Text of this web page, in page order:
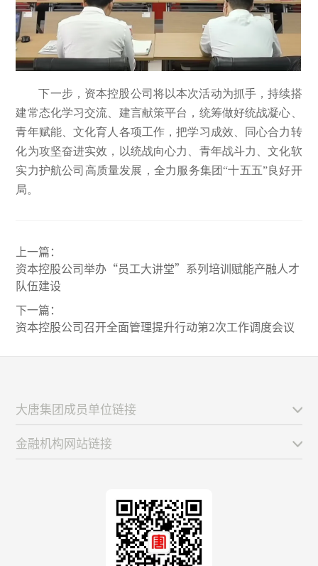
下一步，资本控股公司将以本次活动为抓手，持续搭
建常态化学习交流、建言献策平台，统筹做好统战凝心、
青年赋能、文化育人各项工作，把学习成效、同心合力转
化为攻坚奋进实效，以统战向心力、青年战斗力、文化软
实力护航公司高质量发展，全力服务集团“十五五”良好开
局。
上一篇：
资本控股公司举办“员工大讲堂”系列培训赋能产融人才
队伍建设
下一篇：
资本控股公司召开全面管理提升行动第2次工作调度会议
大唐集团成员单位链接
金融机构网站链接